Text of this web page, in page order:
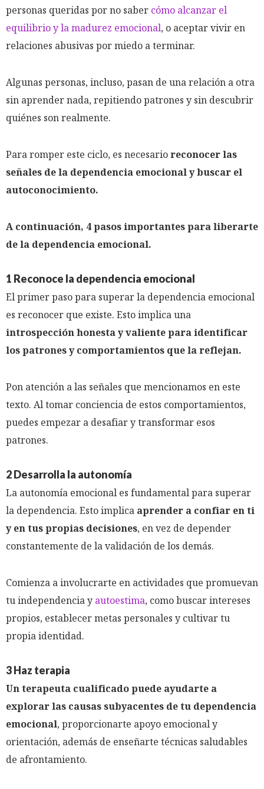
personas queridas por no saber cómo alcanzar el
equilibrio y la madurez emocional, o aceptar vivir en
relaciones abusivas por miedo a terminar.
Algunas personas, incluso, pasan de una relación a otra
sin aprender nada, repitiendo patrones y sin descubrir
quiénes son realmente.
Para romper este ciclo, es necesarioreconocer las
señales de la dependencia emocional y buscar el
autoconocimiento.
A continuación, 4 pasos importantes para liberarte
de la dependencia emocional.
1 Reconoce la dependencia emocional
El primer paso para superar la dependencia emocional
es reconocer que existe. Esto implica una
introspección honesta y valiente para identificar
los patrones y comportamientos que la reflejan.
Pon atención a las señales que mencionamos en este
texto. Al tomar conciencia de estos comportamientos,
puedes empezar a desafiar y transformar esos
patrones.
2 Desarrolla la autonomía
La autonomía emocional es fundamental para superar
la dependencia. Esto implica aprender a confiar en ti
y en tus propias decisiones, en vez de depender
constantemente de la validación de los demás.
Comienza a involucrarte en actividades que promuevan
tu independencia y autoestima, como buscar intereses
propios, establecer metas personales y cultivar tu
propia identidad.
3 Haz terapia
Un terapeuta cualificado puede ayudarte a
explorar las causas subyacentes de tu dependencia
emocional, proporcionarte apoyo emocional y
orientación, además de enseñarte técnicas saludables
de afrontamiento.